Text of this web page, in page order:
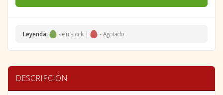
Leyenda: - en stock | - Agotado
DESCRIPCIÓN